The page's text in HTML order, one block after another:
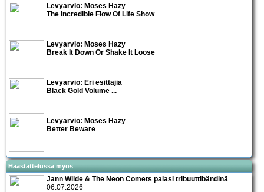
Levyarvio: Moses Hazy
The Incredible Flow Of Life Show
Levyarvio: Moses Hazy
Break It Down Or Shake It Loose
Levyarvio: Eri esittäjiä
Black Gold Volume ...
Levyarvio: Moses Hazy
Better Beware
Haastattelussa myös
Jann Wilde & The Neon Comets palasi tribuuttibändinä
06.07.2026